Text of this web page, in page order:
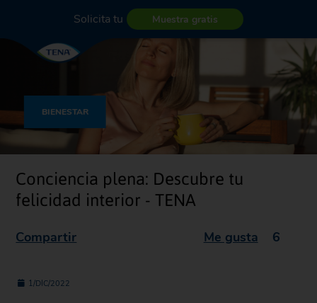
Solicita tu Muestra gratis
BIENESTAR
Conciencia plena: Descubre tu
felicidad interior - TENA
Compartir Me gusta 6
1/DIC/2022